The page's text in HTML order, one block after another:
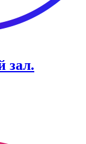
зал.